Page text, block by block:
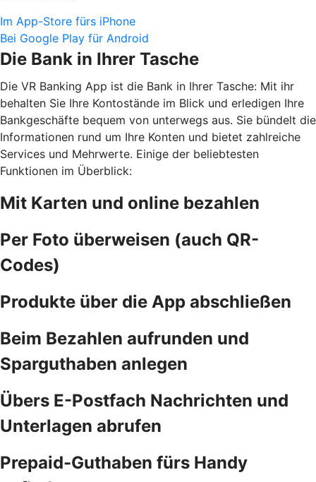
Im App-Store fürs iPhone
Bei Google Play für Android
Die Bank in Ihrer Tasche
Die VR Banking App ist die Bank in Ihrer Tasche: Mit ihr
behalten Sie Ihre Kontostände im Blick und erledigen Ihre
Bankgeschäfte bequem von unterwegs aus. Sie bündelt die
Informationen rund um Ihre Konten und bietet zahlreiche
Services und Mehrwerte. Einige der beliebtesten
Funktionen im Überblick:
Mit Karten und online bezahlen
Per Foto überweisen (auch QR-
Codes)
Produkte über die App abschließen
Beim Bezahlen aufrunden und
Sparguthaben anlegen
Übers E-Postfach Nachrichten und
Unterlagen abrufen
Prepaid-Guthaben fürs Handy